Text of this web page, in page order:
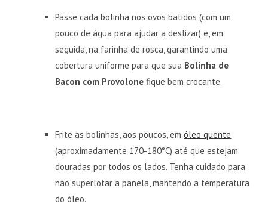
Passe cada bolinha nos ovos batidos (com um
pouco de água para ajudar a deslizar) e, em
seguida, na farinha de rosca, garantindo uma
cobertura uniforme para que sua Bolinha de
Bacon com Provolone fique bem crocante.
Frite as bolinhas, aos poucos, emóleo quente
(aproximadamente 170-180°C) até que estejam
douradas por todos os lados. Tenha cuidado para
não superlotar a panela, mantendo a temperatura
do óleo.